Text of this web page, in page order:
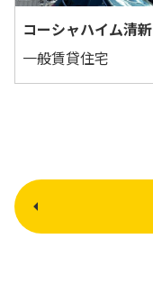
コーシャハイム清新
一般賃貸住宅